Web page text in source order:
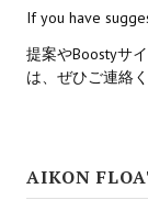
If you have
提案やBoostyサ
は、ぜひご連絡く
AIKON